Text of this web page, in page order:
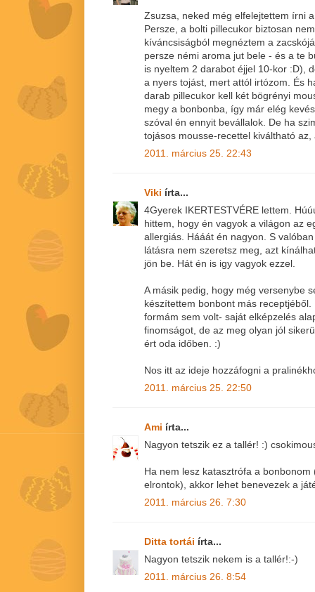
Zsuzsa, neked még elfelejtettem írni
Persze, a bolti pillecukor biztosan
kíváncsiságból megnéztem a
persze némi aroma jut bele - és a te
is nyeltem 2 darabot éjjel 10-kor :D),
a nyers tojást, mert attól irtózom. És
darab pillecukor kell két bögrényi
megy a bonbonba, így már elég
szóval én ennyit bevállalok. De ha
tojásos mousse-recettel kiváltható
2011. március 25. 22:43
Viki írta...
4Gyerek IKERTESTVÉRE lettem.
hittem, hogy én vagyok a világon az
allergiás. Hááát én nagyon. S
látásra nem szeretsz meg, azt
jön be. Hát én is igy vagyok ezzel.
A másik pedig, hogy még versenybe
készítettem bonbont más
formám sem volt- saját elképzelés
finomságot, de az meg olyan jól
ért oda időben. :)
Nos itt az ideje hozzáfogni a
2011. március 25. 22:50
Ami írta...
Nagyon tetszik ez a tallér! :)
Ha nem lesz katasztrófa a
elrontok), akkor lehet benevezek a
2011. március 26. 7:30
Ditta tortái írta...
Nagyon tetszik nekem is a tallér!:-)
2011. március 26. 8:54